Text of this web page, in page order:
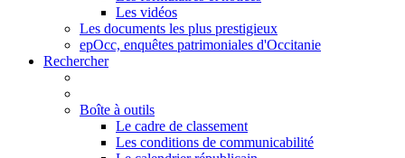
Les vidéos
Les documents les plus prestigieux
epOcc, enquêtes patrimoniales d'Occitanie
Rechercher
Boîte à outils
Le cadre de classement
Les conditions de communicabilité